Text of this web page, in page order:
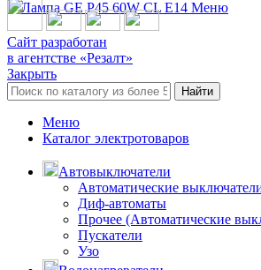
Меню
Сайт разработан
в агентстве «Резалт»
Закрыть
Найти
Меню
Каталог электротоваров
Автовыключатели
Автоматические
Диф-автоматы
Прочее (Автоматические
Пускатели
Узо